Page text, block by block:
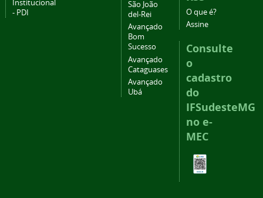
Institucional
- PDI
São João
del-Rei
Avançado
Bom
Sucesso
Avançado
Cataguases
Avançado
Ubá
O que é?
Assine
Consulte
o
cadastro
do
IFSudesteMG
no e-
MEC